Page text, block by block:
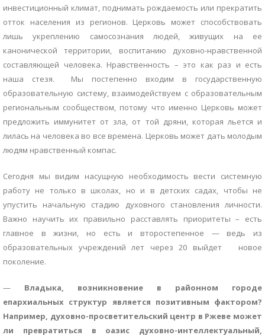
инвестиционный климат, поднимать рождаемость или прекратить
отток населения из регионов. Церковь может способствовать
лишь укреплению самосознания людей, живущих на ее
канонической территории, воспитанию духовно-нравственной
составляющей человека. Нравственность – это как раз и есть
наша стезя. Мы постепенно входим в государственную
образовательную систему, взаимодействуем с образовательным
региональным сообществом, потому что именно Церковь может
предложить иммунитет от зла, от той дряни, которая льется и
лилась на человека во все времена. Церковь может дать молодым
людям нравственный компас.
Сегодня мы видим насущную необходимость вести системную
работу не только в школах, но и в детских садах, чтобы не
упустить начальную стадию духовного становления личности.
Важно научить их правильно расставлять приоритеты – есть
главное в жизни, но есть и второстепенное — ведь из
образовательных учреждений лет через 20 выйдет новое
поколение.
— Владыка, возникновение в районном городе
епархиальных структур является позитивным фактором?
Например, духовно-просветительский центр в Ржеве может
ли превратиться в оазис духовно-интеллектуальный,